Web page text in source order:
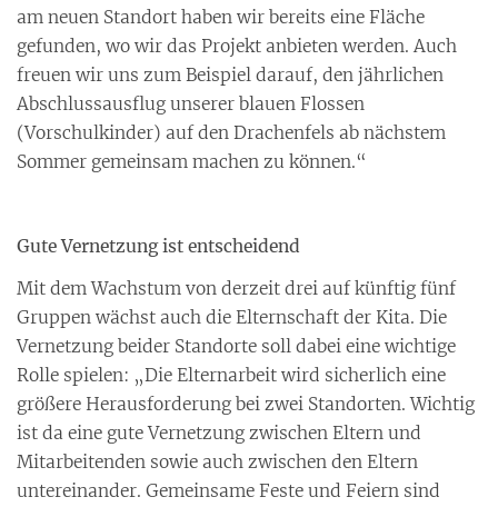
am neuen Standort haben wir bereits eine Fläche
gefunden, wo wir das Projekt anbieten werden. Auch
freuen wir uns zum Beispiel darauf, den jährlichen
Abschlussausflug unserer blauen Flossen
(Vorschulkinder) auf den Drachenfels ab nächstem
Sommer gemeinsam machen zu können.“
Gute Vernetzung ist entscheidend
Mit dem Wachstum von derzeit drei auf künftig fünf
Gruppen wächst auch die Elternschaft der Kita. Die
Vernetzung beider Standorte soll dabei eine wichtige
Rolle spielen: „Die Elternarbeit wird sicherlich eine
größere Herausforderung bei zwei Standorten. Wichtig
ist da eine gute Vernetzung zwischen Eltern und
Mitarbeitenden sowie auch zwischen den Eltern
untereinander. Gemeinsame Feste und Feiern sind